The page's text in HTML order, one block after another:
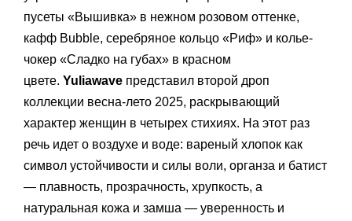
пусеты «Вышивка» в нежном розовом оттенке,
кафф Bubble, серебряное кольцо «Риф» и колье-
чокер «Сладко на губах» в красном
цвете. Yuliawave представил второй дроп
коллекции весна-лето 2025, раскрывающий
характер женщин в четырех стихиях. На этот раз
речь идет о воздухе и воде: вареный хлопок как
символ устойчивости и силы воли, органза и батист
— плавность, прозрачность, хрупкость, а
натуральная кожа и замша — уверенность и